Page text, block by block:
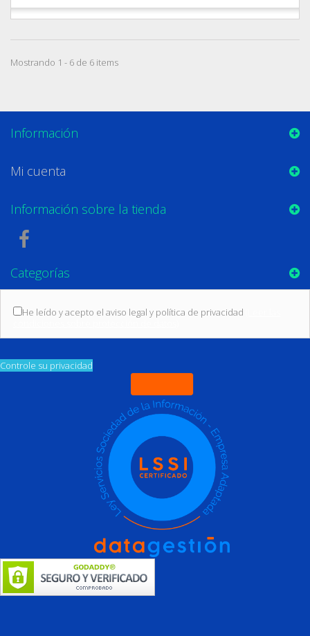
Mostrando 1 - 6 de 6 items
Información
Mi cuenta
Información sobre la tienda
Categorías
He leído y acepto el aviso legal y política de privacidad
Controle su privacidad